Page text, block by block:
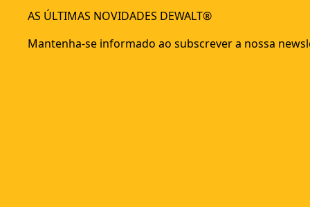
Chave Impacto McLaren sem escovas XR 18V 1/2" Alto
Aparafusadora Impacto McLaren sem escovas XR 18V 1/
Aparafusadora Impacto Hidráulico sem escovas XR 18V
Aparafusadora Impacto sem escovas XR 18V 1/4" 282Nm
AS ÚLTIMAS NOVIDADES DEWALT®
Mantenha-se informado ao subscrever a nossa